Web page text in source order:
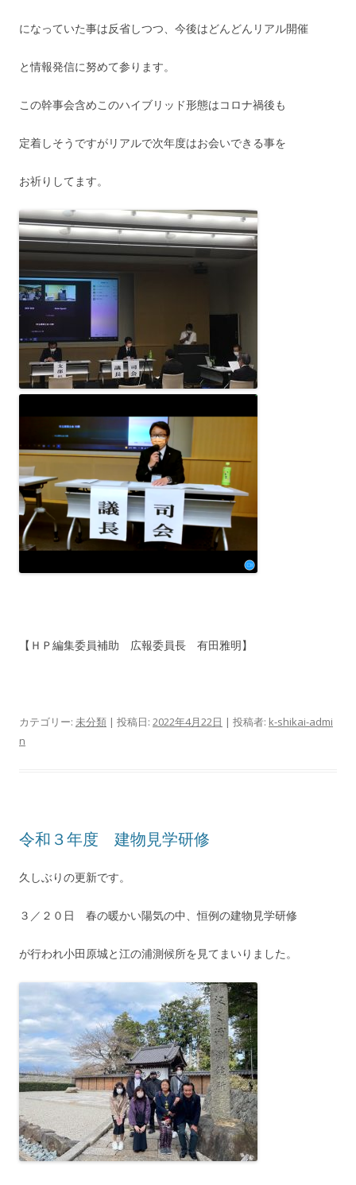
になっていた事は反省しつつ、今後はどんどんリアル開催
と情報発信に努めて参ります。
この幹事会含めこのハイブリッド形態はコロナ禍後も
定着しそうですがリアルで次年度はお会いできる事を
お祈りしてます。
【ＨＰ編集委員補助 広報委員長 有田雅明】
カテゴリー: 未分類 | 投稿日: 2022年4月22日 | 投稿者: k-shikai-admi
n
令和３年度 建物見学研修
久しぶりの更新です。
３／２０日 春の暖かい陽気の中、恒例の建物見学研修
が行われ小田原城と江の浦測候所を見てまいりました。